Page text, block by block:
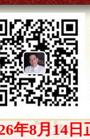
年8月14日